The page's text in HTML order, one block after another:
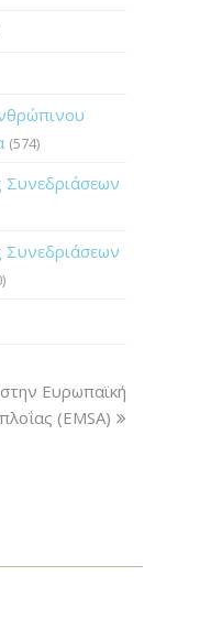
(574)
Συνεδριάσεων
Συνεδριάσεων
Ευρωπαϊκή
(EMSA)